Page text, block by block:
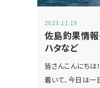
2023.11.19
佐島釣果情報
ハタなど
皆さんこんにちは
着いて、今日は